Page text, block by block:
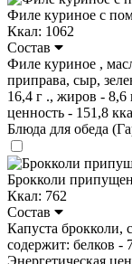
Филе куриное с
Ккал: 1062
Состав
Филе куриное ,
приправа, сыр,
16,4 г ., жиров - 8,6
ценность - 151,8
Блюда для обеда
Брокколи
Ккал: 762
Состав
Капуста брокколи,
содержит: белков -
Энергетическая